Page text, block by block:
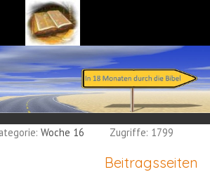
Woche 16 Zugriffe: 1799
Beitragsseiten